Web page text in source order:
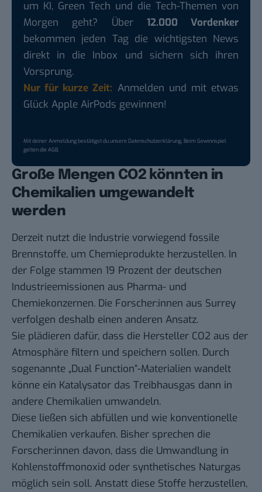
um KI, Green Tech und die Tech-Themen von
Morgen geht? Über 12.000 Vordenker
bekommen jeden Tag die wichtigsten News
direkt in die Inbox und sichern sich ihren
Vorsprung.
Nur für kurze Zeit: Anmelden und mit etwas
Glück Apple AirPods gewinnen!
Mit deiner Anmeldung bestätigst du unsereDatenschutzerklärung. Beim Gewinnspiel
gelten dieAGB.
Große Mengen CO2 könnten in
Chemikalien umgewandelt
werden
Derzeit nutzt die Industrie vorwiegend fossile
Brennstoffe, um Chemieprodukte herzustellen. In
der Folge stammen 19 Prozent der deutschen
Industrieemissionen aus Pharma- und
Chemiekonzernen. Die Forscher:innen aus Surrey
verfolgen deshalb einen anderen Ansatz.
Sie plädieren dafür, dass die Hersteller CO2 aus der
Atmosphäre filtern und speichern sollen. Durch
sogenannte „Dual Function“-Materialien wandelt
könne ein Katalysator das Treibhausgas dann in
andere Chemikalien umwandeln.
Diese ließen sich abfüllen und wie konventionelle
Chemikalien verkaufen. Bisher sprechen die
Forscher:innen davon, dass die Umwandlung in
Kohlenstoffmonoxid oder synthetisches Naturgas
möglich sein soll. Anstatt diese Stoffe herzustellen,